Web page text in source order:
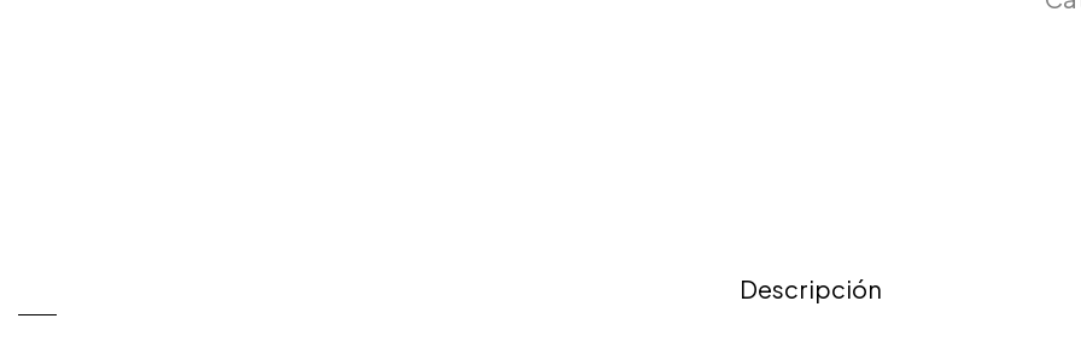
Descripción